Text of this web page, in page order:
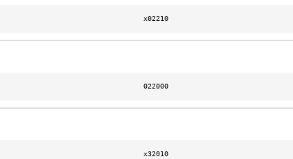
x02210
022000
x32010